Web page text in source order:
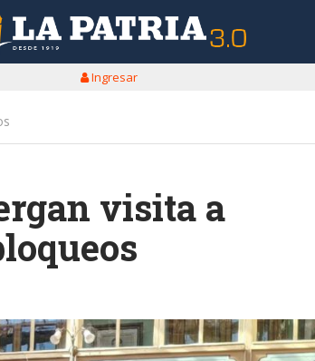
Ingresar
visita a